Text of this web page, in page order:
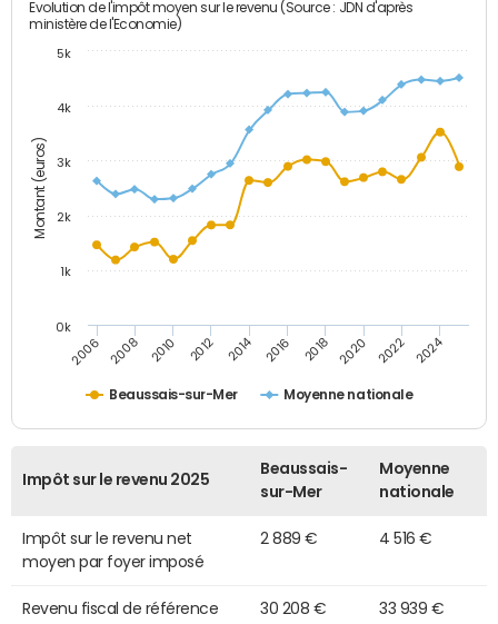
Montant (euros)
Evolution de l'impôt moyen sur le revenu (Source : JDN d'après
ministère de l'Economie)
Beaussais-sur-Mer Moyenne nationale
2006 2008 2010 2012 2014 2016 2018 2020 2022 2024
0k
1k
2k
3k
4k
5k
Impôt sur le revenu 2025
Beaussais-
sur-Mer
Moyenne
nationale
Impôt sur le revenu net
moyen par foyer imposé
2 889 € 4 516 €
Revenu fiscal de référence
30 208 € 33 939 €